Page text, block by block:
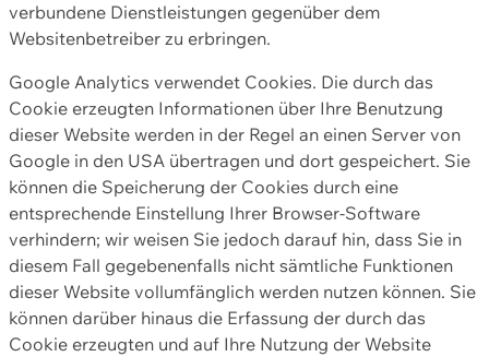
verbundene Dienstleistungen gegenüber dem
Websitenbetreiber zu erbringen.
Google Analytics verwendet Cookies. Die durch das
Cookie erzeugten Informationen über Ihre Benutzung
dieser Website werden in der Regel an einen Server von
Google in den USA übertragen und dort gespeichert. Sie
können die Speicherung der Cookies durch eine
entsprechende Einstellung Ihrer Browser-Software
verhindern; wir weisen Sie jedoch darauf hin, dass Sie in
diesem Fall gegebenenfalls nicht sämtliche Funktionen
dieser Website vollumfänglich werden nutzen können. Sie
können darüber hinaus die Erfassung der durch das
Cookie erzeugten und auf Ihre Nutzung der Website